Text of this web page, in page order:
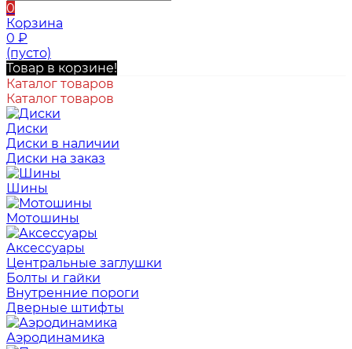
0
Корзина
0 ₽
(пусто)
Товар в корзине!
Каталог товаров
Каталог товаров
Диски
Диски в наличии
Диски на заказ
Шины
Мотошины
Аксессуары
Центральные заглушки
Болты и гайки
Внутренние пороги
Дверные штифты
Аэродинамика